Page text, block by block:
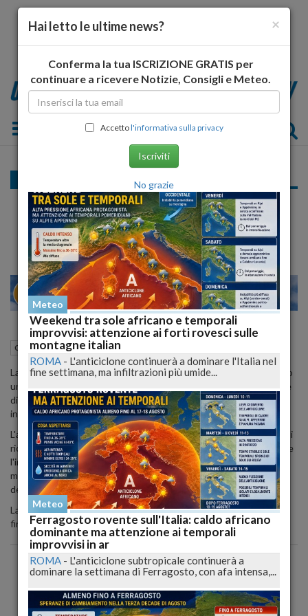
Toggle navigation
Katie Holmes, dopo il divorzio vuol rifiorire
come donna
MILANO 25 30
Cronaca nazionale 07 Settembre 2012
La prima uscita in pubblico per una star americana o mondiale dopo
un fatto spiacevole è sempre dura, durissimo reggere la pressione
di tante domande da parte di pubblico e giornalisti e dei flash
incessanti dei paparazzi.
L'altra sera Katie Holmes ha deciso di compiere il grande passo e di
ricomparire ufficialmente per la prima volta e proprio a sottolineare
l'impegno che vuole intraprendere soprattutto nel campo della
moda ha voluto presenziare e premiare personalmente il vincitore
del premio Style Award al Lincoln Center di New York.
La stilista Carolina Herrera è stata quindi premiata da una Holmes
finalmente donna, vestita da lei e semplicemente bella.
×
Hai letto le ultime news?
Conferma la tua ISCRIZIONE GRATIS per
continuare a ricevere Notizie, Consigli e Meteo.
Accettol'informativa sulla privacy
Iscriviti
No grazie
Meteo
Weekend tra sole africano e temporali
improvvisi: attenzione ai forti rovesci sulle
montagne italian
ROMA - L'anticiclone continuerà a dominare l'Italia nel
fine settimana, ma infiltrazioni più umide...
Meteo
Ferragosto rovente sull'Italia: caldo africano
dominante ma attenzione ai temporali
improvvisi in ar
ROMA - L'anticiclone subtropicale continuerà a
dominare la settimana di Ferragosto, con afa intensa,...